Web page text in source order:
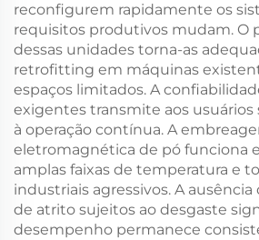
reconfigurem rapidamente os
requisitos produtivos mudam. O
dessas unidades torna-as
retrofitting em máquinas
espaços limitados. A
exigentes transmite aos
à operação contínua. A
eletromagnética de pó funciona
amplas faixas de temperatura e
industriais agressivos. A
de atrito sujeitos ao desgaste
desempenho permanece